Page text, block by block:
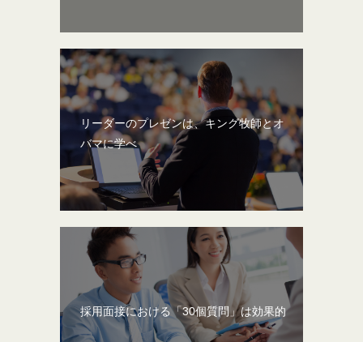
リーダーのプレゼンは、キング牧師とオ
バマに学べ
採用面接における「30個質問」は効果的